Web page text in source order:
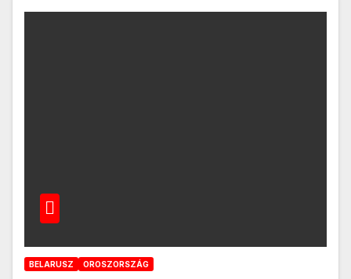
BELARUSZ OROSZORSZÁG